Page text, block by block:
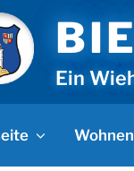
Ein